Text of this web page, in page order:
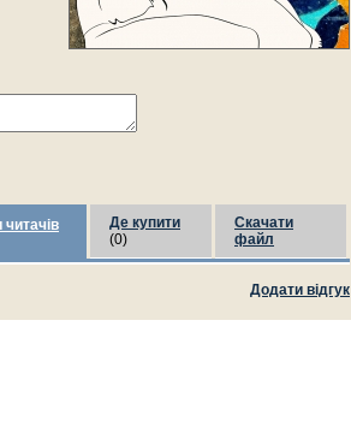
читачів
Де купити
(0)
Скачати
файл
Додати відгук